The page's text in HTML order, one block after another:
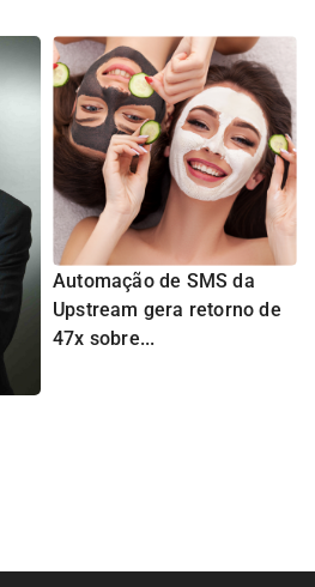
Automação de SMS da
Upstream gera retorno de
47x sobre...